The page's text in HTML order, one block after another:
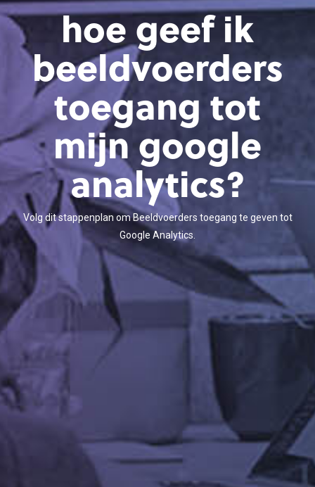
hoe geef ik
beeldvoerders
toegang tot
mijn google
analytics?
Volg dit stappenplan om Beeldvoerders toegang te geven tot
Google Analytics.